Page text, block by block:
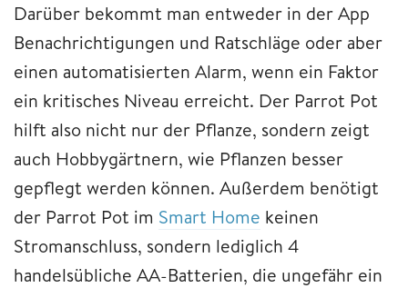
Darüber bekommt man entweder in der App
Benachrichtigungen und Ratschläge oder aber
einen automatisierten Alarm, wenn ein Faktor
ein kritisches Niveau erreicht. Der Parrot Pot
hilft also nicht nur der Pflanze, sondern zeigt
auch Hobbygärtnern, wie Pflanzen besser
gepflegt werden können. Außerdem benötigt
der Parrot Pot im Smart Home keinen
Stromanschluss, sondern lediglich 4
handelsübliche AA-Batterien, die ungefähr ein